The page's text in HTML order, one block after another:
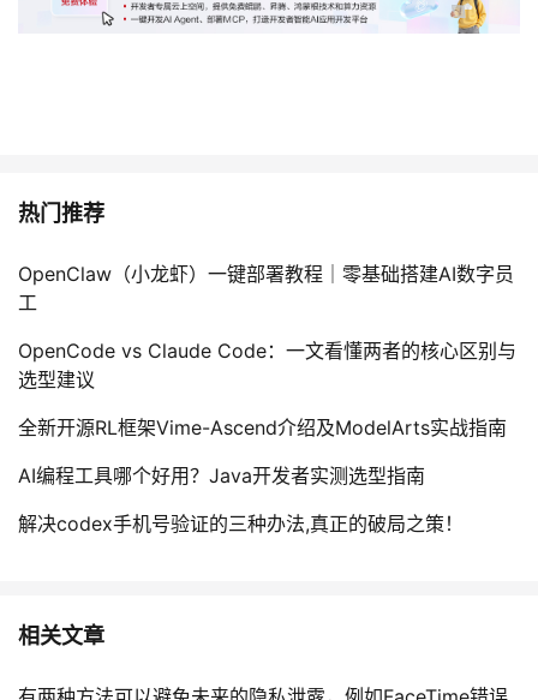
热门推荐
OpenClaw（小龙虾）一键部署教程｜零基础搭建AI数字员
工
OpenCode vs Claude Code：一文看懂两者的核心区别与
选型建议
全新开源RL框架Vime-Ascend介绍及ModelArts实战指南
AI编程工具哪个好用？Java开发者实测选型指南
解决codex手机号验证的三种办法,真正的破局之策！
相关文章